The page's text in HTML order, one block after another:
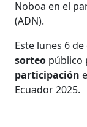
Noboa en el
(ADN).
Este lunes 6
sorteo público
participación
Ecuador 2025.